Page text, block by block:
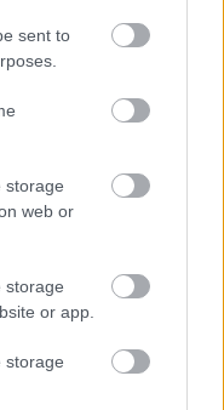
sent to
storage
web or
storage
or app.
storage
szabályzat
kattintás, és hírlevelünk a
hétről hétre
változásokról döntött